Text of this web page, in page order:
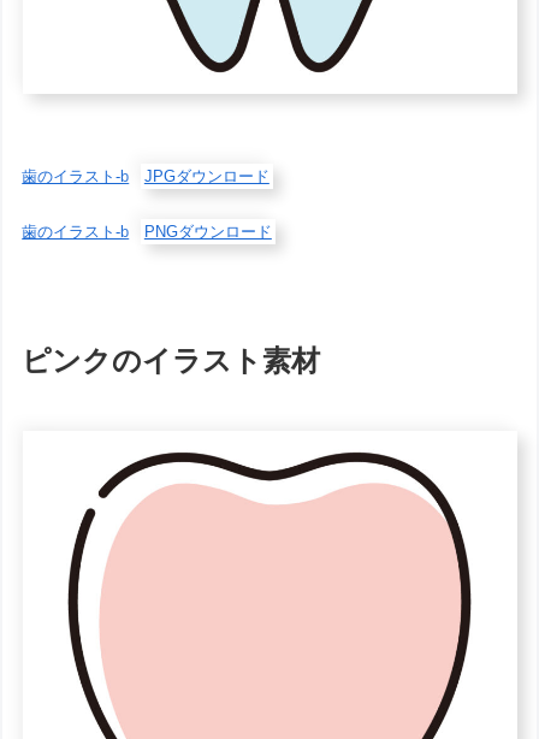
歯のイラスト-b JPGダウンロード
歯のイラスト-b PNGダウンロード
ピンクのイラスト素材